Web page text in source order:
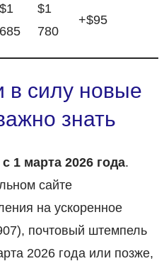
$1
685
$1
780
+$95
в силу новые
знать
с 1 марта 2026 года.
сайте
на ускоренное
почтовый штемпель
2026 года или позже,